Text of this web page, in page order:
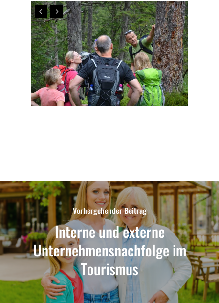
Vorhergehender Beitrag
Interne und externe
Unternehmensnachfolge im
Tourismus